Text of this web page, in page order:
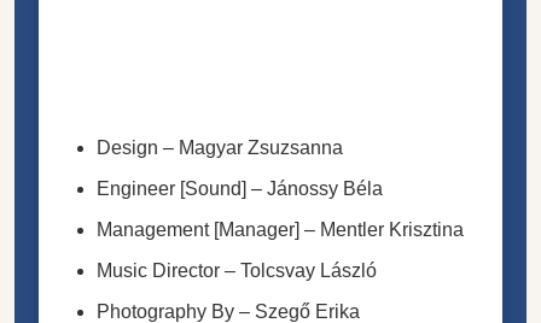
Design – Magyar Zsuzsanna
Engineer [Sound] – Jánossy Béla
Management [Manager] – Mentler Krisztina
Music Director – Tolcsvay László
Photography By – Szegő Erika